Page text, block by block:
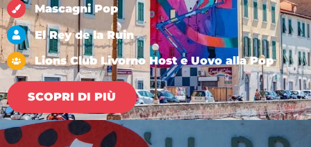
Mascagni Pop
El Rey de la Ruin
Lions Club Livorno Host e Uovo alla Pop
SCOPRI DI PIÙ